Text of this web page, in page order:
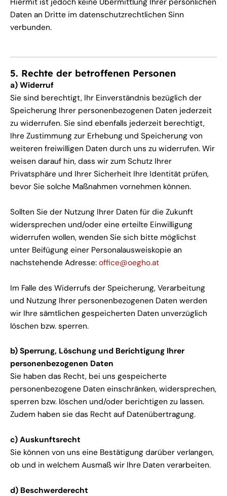
Hiermit ist jedoch keine Übermittlung Ihrer persönlichen
Daten an Dritte im datenschutzrechtlichen Sinn
verbunden.
5. Rechte der betroffenen Personen
a) Widerruf
Sie sind berechtigt, Ihr Einverständnis bezüglich der
Speicherung Ihrer personenbezogenen Daten jederzeit
zu widerrufen. Sie sind ebenfalls jederzeit berechtigt,
Ihre Zustimmung zur Erhebung und Speicherung von
weiteren freiwilligen Daten durch uns zu widerrufen. Wir
weisen darauf hin, dass wir zum Schutz Ihrer
Privatsphäre und Ihrer Sicherheit Ihre Identität prüfen,
bevor Sie solche Maßnahmen vornehmen können.
Sollten Sie der Nutzung Ihrer Daten für die Zukunft
widersprechen und/oder eine erteilte Einwilligung
widerrufen wollen, wenden Sie sich bitte möglichst
unter Beifügung einer Personalausweiskopie an
nachstehende Adresse: office@oegho.at
Im Falle des Widerrufs der Speicherung, Verarbeitung
und Nutzung Ihrer personenbezogenen Daten werden
wir Ihre sämtlichen gespeicherten Daten unverzüglich
löschen bzw. sperren.
b) Sperrung, Löschung und Berichtigung Ihrer
personenbezogenen Daten
Sie haben das Recht, bei uns gespeicherte
personenbezogene Daten einschränken, widersprechen,
sperren bzw. löschen und/oder berichtigen zu lassen.
Zudem haben sie das Recht auf Datenübertragung.
c) Auskunftsrecht
Sie können von uns eine Bestätigung darüber verlangen,
ob und in welchem Ausmaß wir Ihre Daten verarbeiten.
d) Beschwerderecht